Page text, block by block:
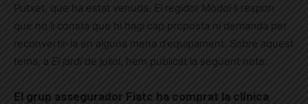
Putxet, que ha estat venuda. El regidor Mòdol li respon
que no li consta que hi hagi cap proposta ni demanda per
reconvertir-la en alguna mena d’equipament. Sobre aquest
tema, a El jardí de juliol, hem publicat la següent nota:
El grup assegurador Fiatc ha comprat la clínica